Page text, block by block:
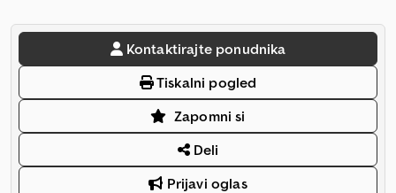
Kontaktirajte ponudnika
Tiskalni pogled
Zapomni si
Deli
Prijavi oglas